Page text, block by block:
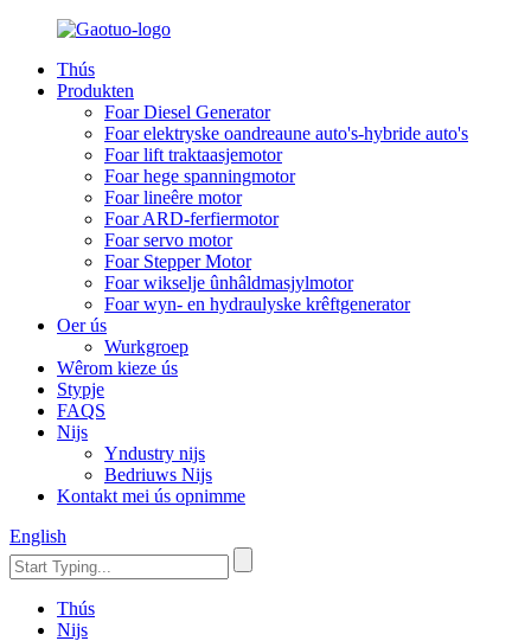
Thús
Produkten
Foar Diesel Generator
Foar elektryske oandreaune auto's-hybride auto's
Foar lift traktaasjemotor
Foar hege spanningmotor
Foar lineêre motor
Foar ARD-ferfiermotor
Foar servo motor
Foar Stepper Motor
Foar wikselje ûnhâldmasjylmotor
Foar wyn- en hydraulyske krêftgenerator
Oer ús
Wurkgroep
Wêrom kieze ús
Stypje
FAQS
Nijs
Yndustry nijs
Bedriuws Nijs
Kontakt mei ús opnimme
English
Thús
Nijs